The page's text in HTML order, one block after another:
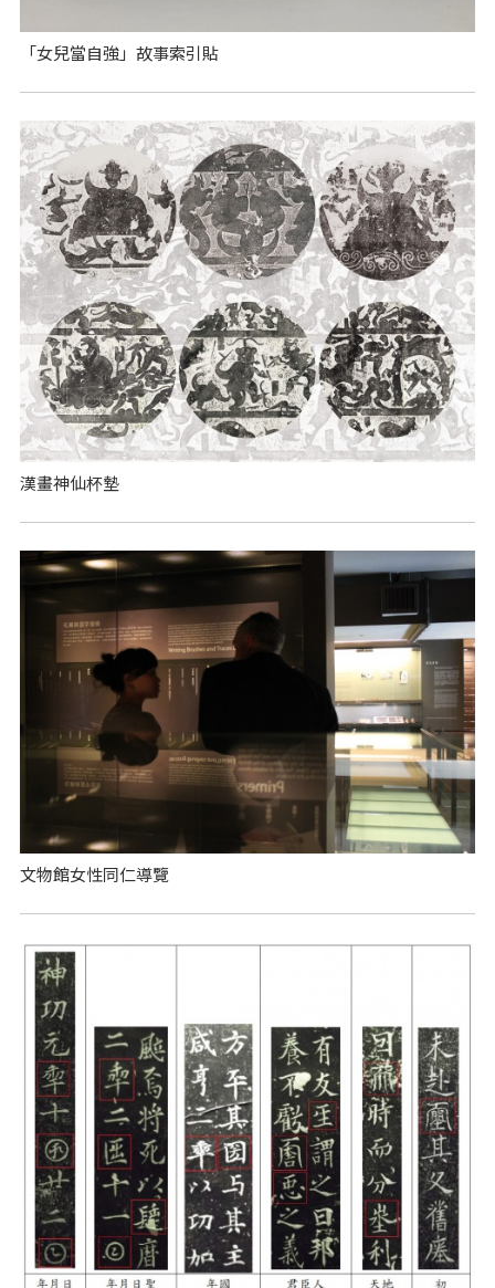
「女兒當自強」故事索引貼
漢畫神仙杯墊
文物館女性同仁導覽